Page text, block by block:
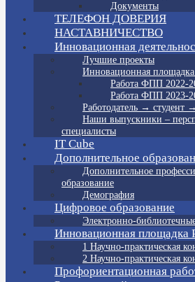
Документы
ТЕЛЕФОН ДОВЕРИЯ
НАСТАВНИЧЕСТВО
Инновационная
Лучшие проекты
Инновационная
Работа ФПП 2022-
Работа ФПП 2023-
Работодатель → студент
Наши выпускники –
специалисты
IT Cube
Дополнительное
Дополнительное
образование
Демография
Цифровое образование
Электронно-
Инновационная площадка
1 Научно-практическая
2 Научно-практическая
Профориентационная